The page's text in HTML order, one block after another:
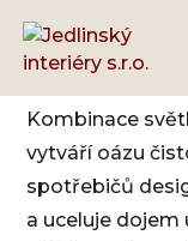
Světlý
Kombinace
vytváří oázu
spotřebičů
a uceluje